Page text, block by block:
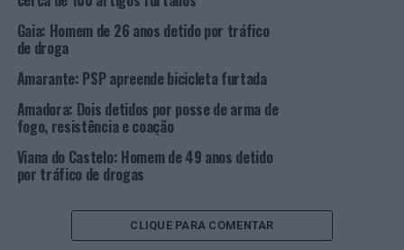
acusou uma TAS (taxa de álcool no sangue) de 1,50g/l.
Os detidos foram notificados para comparecerem nos
respetivos Tribunais.
Foto: DR.
TÓPICOS RELACIONADOS: CRIMINALIDADE
LAMEGO
PSP VISEU
Braga: Detenção por tentativa de burla
Gaia: Homem de 26 anos detido por tráfico
de droga
Amarante: PSP apreende bicicleta furtada
Amadora: Dois detidos por posse de arma de
fogo, resistência e coação
Viana do Castelo: Homem de 49 anos detido
por tráfico de drogas
CLIQUE PARA COMENTAR